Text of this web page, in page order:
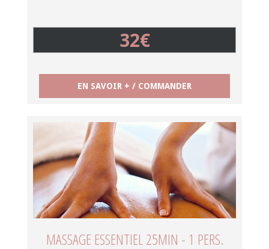
32€
EN SAVOIR + / COMMANDER
MASSAGE ESSENTIEL 25MIN - 1 PERS.